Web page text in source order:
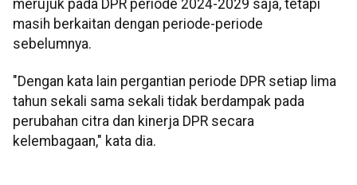
merujuk pada DPR periode 2024-2029 saja, tetapi
masih berkaitan dengan periode-periode
sebelumnya.
"Dengan kata lain pergantian periode DPR setiap lima
tahun sekali sama sekali tidak berdampak pada
perubahan citra dan kinerja DPR secara
kelembagaan," kata dia.